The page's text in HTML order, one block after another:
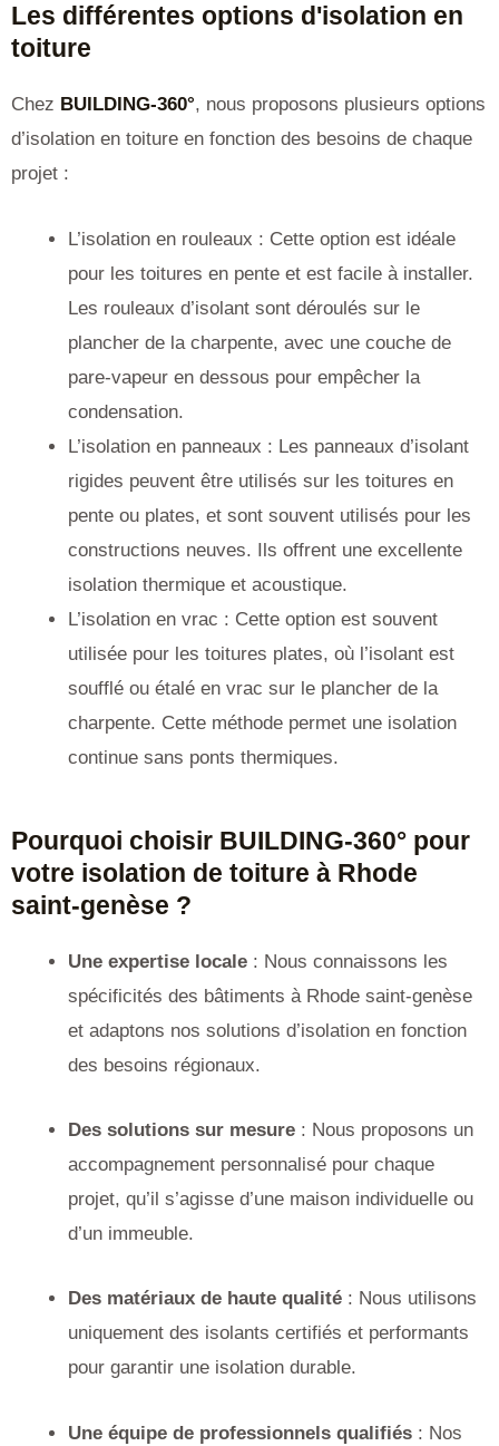
Les différentes options d'isolation en
toiture
Chez BUILDING-360°, nous proposons plusieurs options
d’isolation en toiture en fonction des besoins de chaque
projet :
L’isolation en rouleaux : Cette option est idéale
pour les toitures en pente et est facile à installer.
Les rouleaux d’isolant sont déroulés sur le
plancher de la charpente, avec une couche de
pare-vapeur en dessous pour empêcher la
condensation.
L’isolation en panneaux : Les panneaux d’isolant
rigides peuvent être utilisés sur les toitures en
pente ou plates, et sont souvent utilisés pour les
constructions neuves. Ils offrent une excellente
isolation thermique et acoustique.
L’isolation en vrac : Cette option est souvent
utilisée pour les toitures plates, où l’isolant est
soufflé ou étalé en vrac sur le plancher de la
charpente. Cette méthode permet une isolation
continue sans ponts thermiques.
Pourquoi choisir BUILDING-360° pour
votre isolation de toiture à Rhode
saint-genèse ?
Une expertise locale : Nous connaissons les
spécificités des bâtiments à Rhode saint-genèse
et adaptons nos solutions d’isolation en fonction
des besoins régionaux.
Des solutions sur mesure : Nous proposons un
accompagnement personnalisé pour chaque
projet, qu’il s’agisse d’une maison individuelle ou
d’un immeuble.
Des matériaux de haute qualité : Nous utilisons
uniquement des isolants certifiés et performants
pour garantir une isolation durable.
Une équipe de professionnels qualifiés : Nos